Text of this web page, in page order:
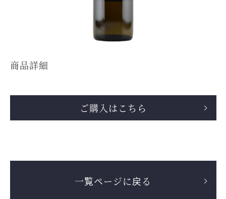
商品詳細
ご購入はこちら
一覧ページに戻る